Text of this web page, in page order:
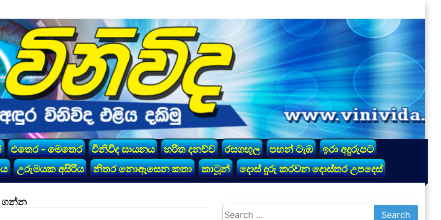
එතෙර - මෙතෙර විනිවිද සායනය හරිත දනව්ව රසගඟුල පහන් ටැඹ
ඉරා අදුරුපට
උරුමයක අසිරිය නිතර නොඇසෙන කතා කාටූන් දොස් දුරු කරවන දොස්තර උපදෙස්
ගන්න